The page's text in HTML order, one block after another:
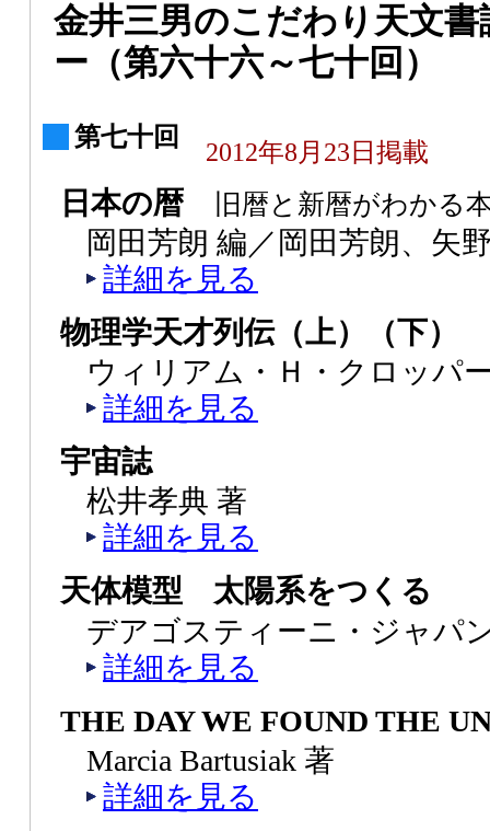
金井三男のこだわり天文
ー（第六十六～七十回）
第七十回
2012年8月23日掲載
日本の暦 旧暦と新暦がわかる
岡田芳朗 編／岡田芳朗、矢
詳細を見る
物理学天才列伝（上）（下）
ウィリアム・Ｈ・クロッパ
詳細を見る
宇宙誌
松井孝典 著
詳細を見る
天体模型 太陽系をつくる
デアゴスティーニ・ジャパ
詳細を見る
THE DAY WE FOUND THE
Marcia Bartusiak 著
詳細を見る